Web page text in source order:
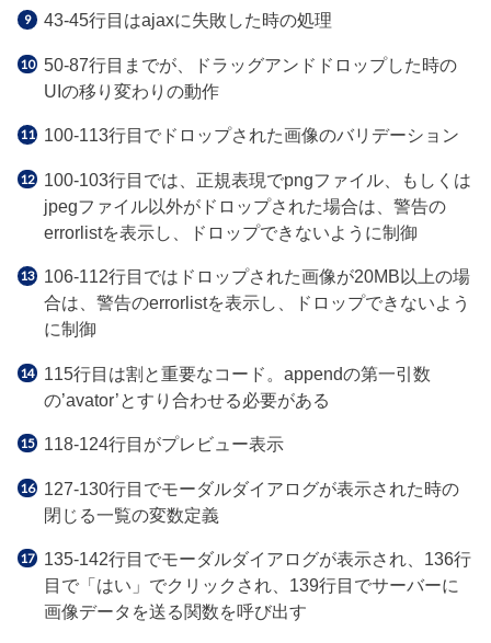
43-45行目はajaxに失敗した時の処理
50-87行目までが、ドラッグアンドドロップした時の
UIの移り変わりの動作
100-113行目でドロップされた画像のバリデーション
100-103行目では、正規表現でpngファイル、もしくは
jpegファイル以外がドロップされた場合は、警告の
errorlistを表示し、ドロップできないように制御
106-112行目ではドロップされた画像が20MB以上の場
合は、警告のerrorlistを表示し、ドロップできないよう
に制御
115行目は割と重要なコード。appendの第一引数
の’avator’とすり合わせる必要がある
118-124行目がプレビュー表示
127-130行目でモーダルダイアログが表示された時の
閉じる一覧の変数定義
135-142行目でモーダルダイアログが表示され、136行
目で「はい」でクリックされ、139行目でサーバーに
画像データを送る関数を呼び出す